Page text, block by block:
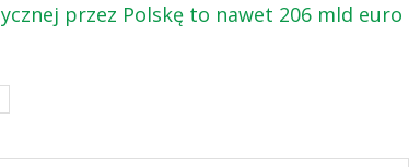
przez Polskę to nawet 206 mld euro